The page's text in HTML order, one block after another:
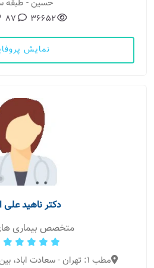
حسین - طبقه
36652
87
نمایش
دکتر ناهید علی
متخصص بیماری
مطب 1: تهران - سعادت